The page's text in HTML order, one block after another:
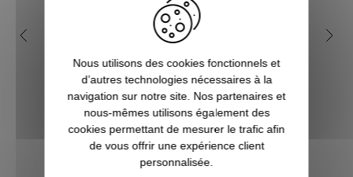
Pourquoi Star Wars est
Créée par Georges Lucas, Star Wars est
l'une des franchises les plus populaires et
les plus rentables de toute l'histoire du
cinéma. Tout commence avec le premier
film, en réalité l'épisode 4 d'une
ennealogie, qui devient culte dès sa...
Nous utilisons des cookies fonctionnels et
d’autres technologies nécessaires à la
navigation sur notre site. Nos partenaires et
nous-mêmes utilisons également des
cookies permettant de mesurer le trafic afin
de vous offrir une expérience client
personnalisée.